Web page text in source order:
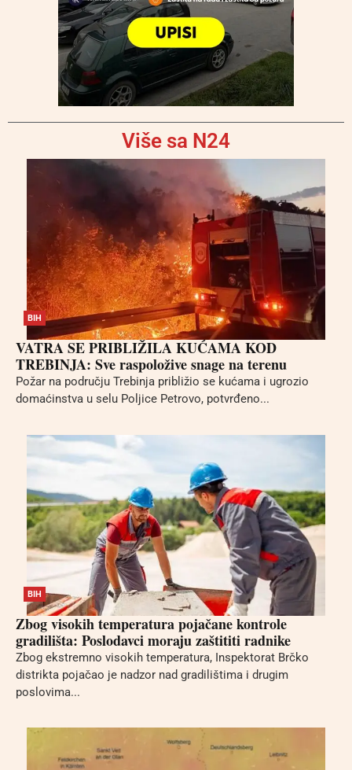
Više sa N24
BIH
VATRA SE PRIBLIŽILA KUĆAMA KOD
TREBINJA: Sve raspoložive snage na terenu
Požar na području Trebinja približio se kućama i ugrozio
domaćinstva u selu Poljice Petrovo, potvrđeno...
BIH
Zbog visokih temperatura pojačane kontrole
gradilišta: Poslodavci moraju zaštititi radnike
Zbog ekstremno visokih temperatura, Inspektorat Brčko
distrikta pojačao je nadzor nad gradilištima i drugim
poslovima...